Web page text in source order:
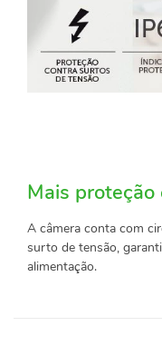
Mais
A câmera conta com
surto de tensão,
alimentação.